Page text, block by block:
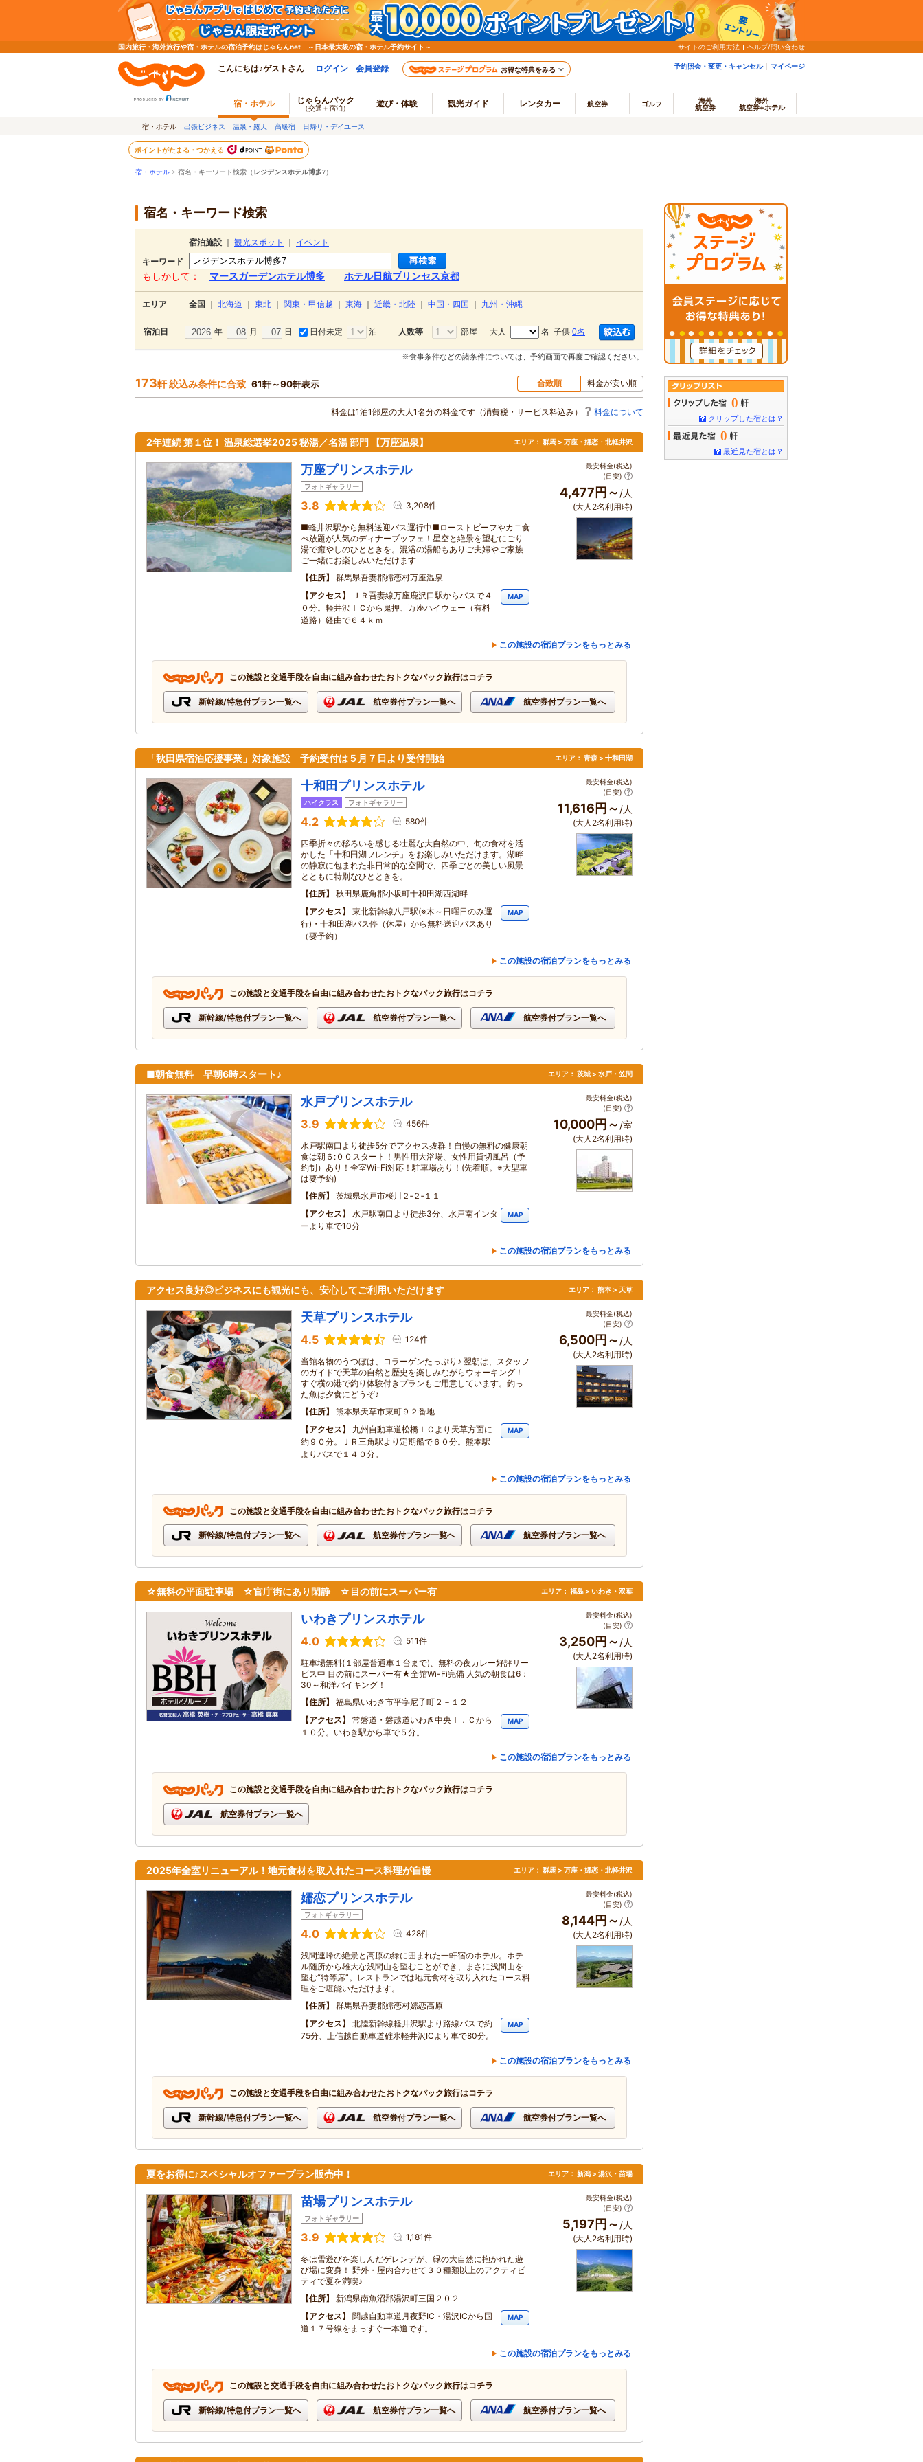
国内旅行・海外旅行や宿・ホテルの宿泊予約はじゃらんnet ～日本最大級の宿・ホテル予約サイト～ サイトのご利用方法 ヘルプ/問い合わせ
こんにちは♪ゲストさん ログイン 会員登録 お得な特典をみる 予約照会・変更・キャンセル マイページ
宿・ホテル じゃらんパック
（交通＋宿泊） 遊び・体験 観光ガイド レンタカー 航空券 ゴルフ
海外
航空券
海外
航空券+ホテル
宿・ホテル 出張ビジネス 温泉・露天 高級宿 日帰り・デイユース
ポイントがたまる・つかえる
宿・ホテル > 宿名・キーワード検索（レジデンスホテル博多7）
宿名・キーワード検索
宿泊施設 観光スポット
イベント
キーワード
もしかして： マースガーデンホテル博多 ホテル日航プリンセス京都
エリア 全国 北海道 東北 関東・甲信越 東海 近畿・北陸 中国・四国 九州・沖縄
宿泊日 年 月 日 日付未定 泊 人数等 部屋 大人 名 子供 0名
※食事条件などの諸条件については、予約画面で再度ご確認ください。
173軒 絞込み条件に合致 61軒～90軒表示 合致順 料金が安い順
料金は1泊1部屋の大人1名分の料金です（消費税・サービス料込み） 料金について
2年連続 第１位！ 温泉総選挙2025 秘湯／名湯 部門 【万座温泉】 エリア： 群馬 > 万座・嬬恋・北軽井沢
万座プリンスホテル
フォトギャラリー
3.8 3,208件
■軽井沢駅から無料送迎バス運行中■ローストビーフやカニ食
べ放題が人気のディナーブッフェ！星空と絶景を望むにごり
湯で癒やしのひとときを。混浴の湯船もありご夫婦やご家族
ご一緒にお楽しみいただけます
住所
群馬県吾妻郡嬬恋村万座温泉
アクセス
ＪＲ吾妻線万座鹿沢口駅からバスで４
０分。軽井沢ＩＣから鬼押、万座ハイウェー（有料
道路）経由で６４ｋｍ
MAP
最安料金(税込)
(目安)
4,477円～ /人
(大人2名利用時)
この施設の宿泊プランをもっとみる
この施設と交通手段を自由に組み合わせたおトクなパック旅行はコチラ
新幹線/特急付プラン一覧へ 航空券付プラン一覧へ 航空券付プラン一覧へ
「秋田県宿泊応援事業」対象施設 予約受付は５月７日より受付開始 エリア： 青森 > 十和田湖
十和田プリンスホテル
ハイクラス フォトギャラリー
4.2 580件
四季折々の移ろいを感じる壮麗な大自然の中、旬の食材を活
かした「十和田湖フレンチ」をお楽しみいただけます。湖畔
の静寂に包まれた非日常的な空間で、四季ごとの美しい風景
とともに特別なひとときを。
住所
秋田県鹿角郡小坂町十和田湖西湖畔
アクセス
東北新幹線八戸駅(※木～日曜日のみ運
行)・十和田湖バス停（休屋）から無料送迎バスあり
（要予約）
MAP
最安料金(税込)
(目安)
11,616円～ /人
(大人2名利用時)
この施設の宿泊プランをもっとみる
この施設と交通手段を自由に組み合わせたおトクなパック旅行はコチラ
新幹線/特急付プラン一覧へ 航空券付プラン一覧へ 航空券付プラン一覧へ
■朝食無料 早朝6時スタート♪ エリア： 茨城 > 水戸・笠間
水戸プリンスホテル
3.9 456件
水戸駅南口より徒歩5分でアクセス抜群！自慢の無料の健康朝
食は朝６:００スタート！男性用大浴場、女性用貸切風呂（予
約制）あり！全室Wi-Fi対応！駐車場あり！(先着順。※大型車
は要予約)
住所
茨城県水戸市桜川２‐２‐１１
アクセス
水戸駅南口より徒歩3分、水戸南インタ
ーより車で10分
MAP
最安料金(税込)
(目安)
10,000円～ /室
(大人2名利用時)
この施設の宿泊プランをもっとみる
アクセス良好◎ビジネスにも観光にも、安心してご利用いただけます エリア： 熊本 > 天草
天草プリンスホテル
4.5 124件
当館名物のうつぼは、コラーゲンたっぷり♪ 翌朝は、スタッフ
のガイドで天草の自然と歴史を楽しみながらウォーキング！
すぐ横の港で釣り体験付きプランもご用意しています。釣っ
た魚は夕食にどうぞ♪
住所
熊本県天草市東町９２番地
アクセス
九州自動車道松橋ＩＣより天草方面に
約９０分。ＪＲ三角駅より定期船で６０分。熊本駅
よりバスで１４０分。
MAP
最安料金(税込)
(目安)
6,500円～ /人
(大人2名利用時)
この施設の宿泊プランをもっとみる
この施設と交通手段を自由に組み合わせたおトクなパック旅行はコチラ
新幹線/特急付プラン一覧へ 航空券付プラン一覧へ 航空券付プラン一覧へ
☆無料の平面駐車場 ☆官庁街にあり閑静 ☆目の前にスーパー有 エリア： 福島 > いわき・双葉
いわきプリンスホテル
4.0 511件
駐車場無料(１部屋普通車１台まで)、無料の夜カレー好評サー
ビス中 目の前にスーパー有★全館Wi-Fi完備 人気の朝食は6：
30～和洋バイキング！
住所
福島県いわき市平字尼子町２－１２
アクセス
常磐道・磐越道いわき中央Ｉ．Ｃから
１０分。いわき駅から車で５分。
MAP
最安料金(税込)
(目安)
3,250円～/人
(大人2名利用時)
この施設の宿泊プランをもっとみる
この施設と交通手段を自由に組み合わせたおトクなパック旅行はコチラ
航空券付プラン一覧へ
2025年全室リニューアル！地元食材を取入れたコース料理が自慢 エリア： 群馬 > 万座・嬬恋・北軽井沢
嬬恋プリンスホテル
フォトギャラリー
4.0 428件
浅間連峰の絶景と高原の緑に囲まれた一軒宿のホテル。ホテ
ル随所から雄大な浅間山を望むことができ、まさに浅間山を
望む“特等席”。レストランでは地元食材を取り入れたコース料
理をご堪能いただけます。
住所
群馬県吾妻郡嬬恋村嬬恋高原
アクセス
北陸新幹線軽井沢駅より路線バスで約
75分、上信越自動車道碓氷軽井沢ICより車で80分。
MAP
最安料金(税込)
(目安)
8,144円～ /人
(大人2名利用時)
この施設の宿泊プランをもっとみる
この施設と交通手段を自由に組み合わせたおトクなパック旅行はコチラ
新幹線/特急付プラン一覧へ 航空券付プラン一覧へ 航空券付プラン一覧へ
夏をお得に♪スペシャルオファープラン販売中！ エリア： 新潟 > 湯沢・苗場
苗場プリンスホテル
フォトギャラリー
3.9 1,181件
冬は雪遊びを楽しんだゲレンデが、緑の大自然に抱かれた遊
び場に変身！ 野外・屋内合わせて３０種類以上のアクティビ
ティで夏を満喫♪
住所
新潟県南魚沼郡湯沢町三国２０２
アクセス
関越自動車道月夜野IC・湯沢ICから国
道１７号線をまっすぐ一本道です。
MAP
最安料金(税込)
(目安)
5,197円～ /人
(大人2名利用時)
この施設の宿泊プランをもっとみる
この施設と交通手段を自由に組み合わせたおトクなパック旅行はコチラ
新幹線/特急付プラン一覧へ 航空券付プラン一覧へ 航空券付プラン一覧へ
0
クリップした宿とは？
0
最近見た宿とは？